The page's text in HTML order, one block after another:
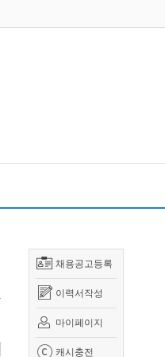
채용공고등록
이력서작성
마이페이지
캐시충전